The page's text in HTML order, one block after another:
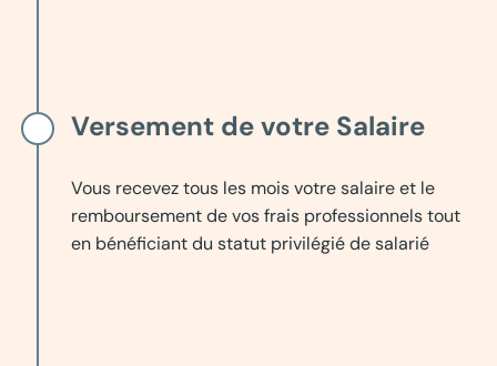
Versement de votre Salaire
Vous recevez tous les mois votre salaire et le
remboursement de vos frais professionnels tout
en bénéficiant du statut privilégié de salarié